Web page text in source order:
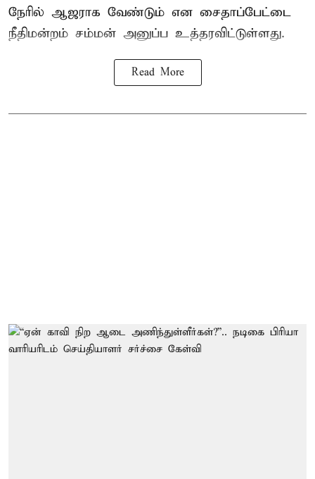
நேரில் ஆஜராக வேண்டும் என சைதாப்பேட்டை
நீதிமன்றம் சம்மன் அனுப்ப உத்தரவிட்டுள்ளது.
Read More